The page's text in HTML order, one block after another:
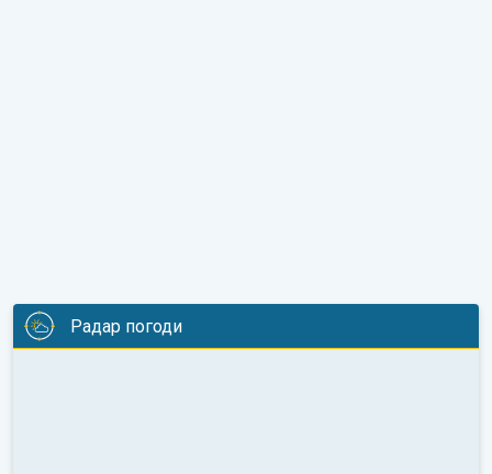
Радар погоди